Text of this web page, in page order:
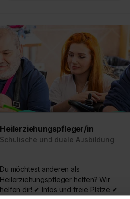
Heilerziehungspfleger/in
Schulische und duale Ausbildung
Du möchtest anderen als
Heilerziehungspfleger helfen? Wir
helfen dir! ✔ Infos und freie Plätze ✔